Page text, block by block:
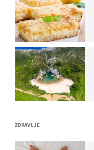
ZDRAVLJE